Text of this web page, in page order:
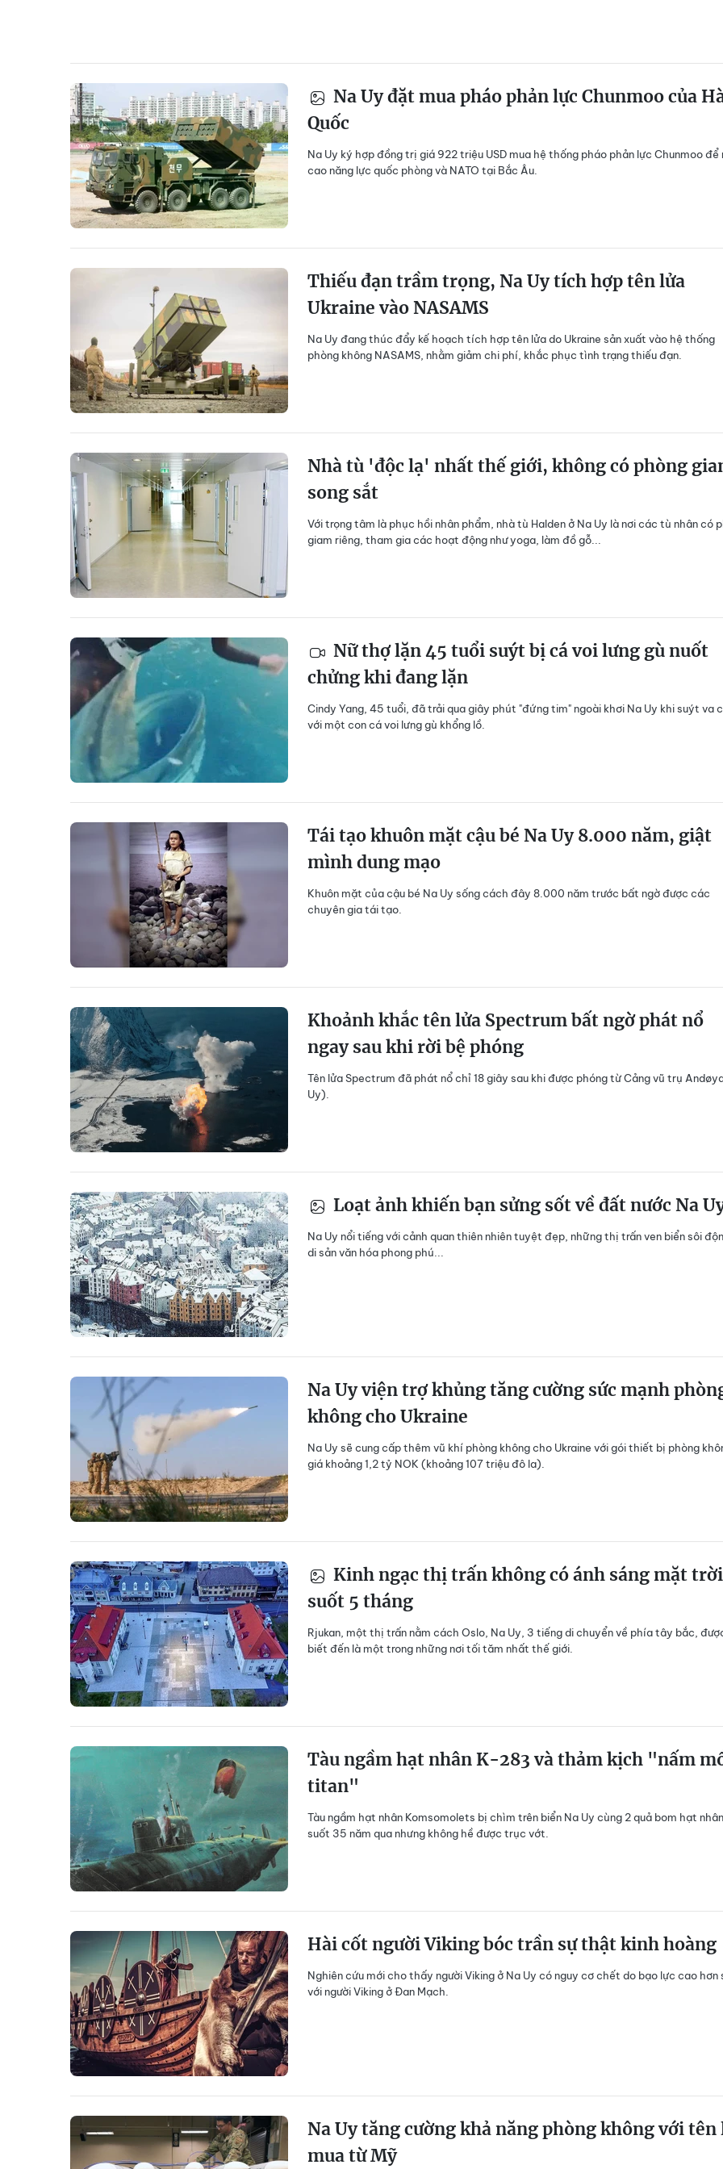
Na Uy đặt mua pháo phản lực Chunmoo của
Quốc
Na Uy ký hợp đồng trị giá 922 triệu USD mua hệ thống pháo phản lực Chunmoo để
cao năng lực quốc phòng và NATO tại Bắc Âu.
Thiếu đạn trầm trọng, Na Uy tích hợp tên lửa
Ukraine vào NASAMS
Na Uy đang thúc đẩy kế hoạch tích hợp tên lửa do Ukraine sản xuất vào hệ thống
phòng không NASAMS, nhằm giảm chi phí, khắc phục tình trạng thiếu đạn.
Nhà tù 'độc lạ' nhất thế giới, không có phòng
song sắt
Với trọng tâm là phục hồi nhân phẩm, nhà tù Halden ở Na Uy là nơi các tù nhân có
giam riêng, tham gia các hoạt động như yoga, làm đồ gỗ...
Nữ thợ lặn 45 tuổi suýt bị cá voi lưng gù nuốt
chửng khi đang lặn
Cindy Yang, 45 tuổi, đã trải qua giây phút "đứng tim" ngoài khơi Na Uy khi suýt va
với một con cá voi lưng gù khổng lồ.
Tái tạo khuôn mặt cậu bé Na Uy 8.000 năm, giật
mình dung mạo
Khuôn mặt của cậu bé Na Uy sống cách đây 8.000 năm trước bất ngờ được các
chuyên gia tái tạo.
Khoảnh khắc tên lửa Spectrum bất ngờ phát nổ
ngay sau khi rời bệ phóng
Tên lửa Spectrum đã phát nổ chỉ 18 giây sau khi được phóng từ Cảng vũ trụ
Uy).
Loạt ảnh khiến bạn sửng sốt về đất nước Na
Na Uy nổi tiếng với cảnh quan thiên nhiên tuyệt đẹp, những thị trấn ven biển sôi
di sản văn hóa phong phú...
Na Uy viện trợ khủng tăng cường sức mạnh
không cho Ukraine
Na Uy sẽ cung cấp thêm vũ khí phòng không cho Ukraine với gói thiết bị phòng
giá khoảng 1,2 tỷ NOK (khoảng 107 triệu đô la).
Kinh ngạc thị trấn không có ánh sáng mặt trời
suốt 5 tháng
Rjukan, một thị trấn nằm cách Oslo, Na Uy, 3 tiếng di chuyển về phía tây bắc,
biết đến là một trong những nơi tối tăm nhất thế giới.
Tàu ngầm hạt nhân K-283 và thảm kịch "nấm
titan"
Tàu ngầm hạt nhân Komsomolets bị chìm trên biển Na Uy cùng 2 quả bom hạt nhân
suốt 35 năm qua nhưng không hề được trục vớt.
Hài cốt người Viking bóc trần sự thật kinh hoàng
Nghiên cứu mới cho thấy người Viking ở Na Uy có nguy cơ chết do bạo lực cao hơn
với người Viking ở Đan Mạch.
Na Uy tăng cường khả năng phòng không với tên
mua từ Mỹ